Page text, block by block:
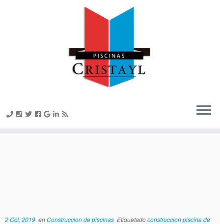
Realizamos la
construcción de piscinas de
2 Oct, 2019 enConstruccion de piscinas Etiquetadoconstruccion piscina de